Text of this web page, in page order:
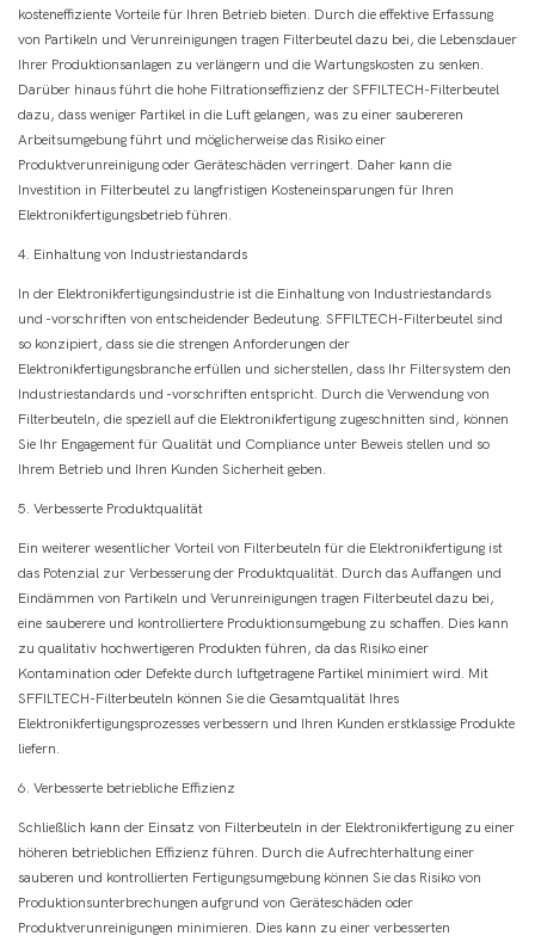
kosteneffiziente Vorteile für Ihren Betrieb bieten. Durch die effektive Erfassung
von Partikeln und Verunreinigungen tragen Filterbeutel dazu bei, die Lebensdauer
Ihrer Produktionsanlagen zu verlängern und die Wartungskosten zu senken.
Darüber hinaus führt die hohe Filtrationseffizienz der SFFILTECH-Filterbeutel
dazu, dass weniger Partikel in die Luft gelangen, was zu einer saubereren
Arbeitsumgebung führt und möglicherweise das Risiko einer
Produktverunreinigung oder Geräteschäden verringert. Daher kann die
Investition in Filterbeutel zu langfristigen Kosteneinsparungen für Ihren
Elektronikfertigungsbetrieb führen.
4. Einhaltung von Industriestandards
In der Elektronikfertigungsindustrie ist die Einhaltung von Industriestandards
und -vorschriften von entscheidender Bedeutung. SFFILTECH-Filterbeutel sind
so konzipiert, dass sie die strengen Anforderungen der
Elektronikfertigungsbranche erfüllen und sicherstellen, dass Ihr Filtersystem den
Industriestandards und -vorschriften entspricht. Durch die Verwendung von
Filterbeuteln, die speziell auf die Elektronikfertigung zugeschnitten sind, können
Sie Ihr Engagement für Qualität und Compliance unter Beweis stellen und so
Ihrem Betrieb und Ihren Kunden Sicherheit geben.
5. Verbesserte Produktqualität
Ein weiterer wesentlicher Vorteil von Filterbeuteln für die Elektronikfertigung ist
das Potenzial zur Verbesserung der Produktqualität. Durch das Auffangen und
Eindämmen von Partikeln und Verunreinigungen tragen Filterbeutel dazu bei,
eine sauberere und kontrolliertere Produktionsumgebung zu schaffen. Dies kann
zu qualitativ hochwertigeren Produkten führen, da das Risiko einer
Kontamination oder Defekte durch luftgetragene Partikel minimiert wird. Mit
SFFILTECH-Filterbeuteln können Sie die Gesamtqualität Ihres
Elektronikfertigungsprozesses verbessern und Ihren Kunden erstklassige Produkte
liefern.
6. Verbesserte betriebliche Effizienz
Schließlich kann der Einsatz von Filterbeuteln in der Elektronikfertigung zu einer
höheren betrieblichen Effizienz führen. Durch die Aufrechterhaltung einer
sauberen und kontrollierten Fertigungsumgebung können Sie das Risiko von
Produktionsunterbrechungen aufgrund von Geräteschäden oder
Produktverunreinigungen minimieren. Dies kann zu einer verbesserten